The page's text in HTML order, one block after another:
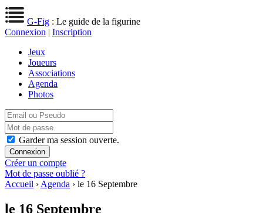
G-Fig : Le guide de la figurine
Connexion | Inscription
Jeux
Joueurs
Associations
Agenda
Photos
Garder ma session ouverte.
Créer un compte
Mot de passe oublié ?
Accueil › Agenda › le 16 Septembre
le 16 Septembre